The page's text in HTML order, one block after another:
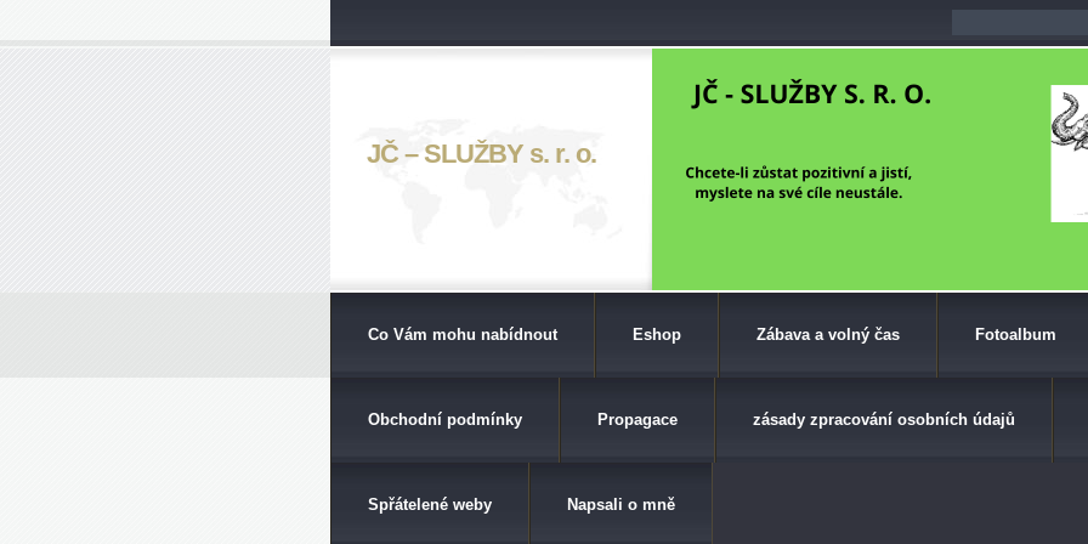
JČ – SLUŽBY s. r. o.
Co Vám mohu nabídnout Eshop Zábava a volný čas Fotoalbum
Obchodní podmínky Propagace zásady zpracování osobních údajů
Spřátelené weby Napsali o mně